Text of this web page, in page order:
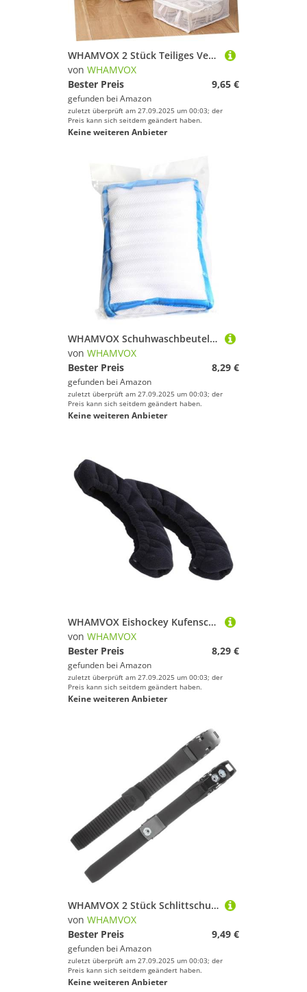
WHAMVOX 2 Stück Teiliges Verstärkte Schuhwaschbeutel aus Netzstoff Schützende Schuhwäsche in Waschmaschine Atmungsaktiv Geeignet für Sneaker und Tennisschuhe Praktische Schuhtrockenbeutel
von WHAMVOX
Bester Preis
9,65 €
gefunden bei Amazon
zuletzt überprüft am 27.09.2025 um 00:03; der
Preis kann sich seitdem geändert haben.
Keine weiteren Anbieter
WHAMVOX Schuhwaschbeutel aus Dickem Atmungsaktivem Mesh mit Reißverschluss Großer Kapazität Waschmaschinengeeignet Schuhaufbewahrung und Organizer für Sneaker für Reisen und Wäschepflege
von WHAMVOX
Bester Preis
8,29 €
gefunden bei Amazon
zuletzt überprüft am 27.09.2025 um 00:03; der
Preis kann sich seitdem geändert haben.
Keine weiteren Anbieter
WHAMVOX Eishockey Kufenschoner aus Strapazierfähigem Mikrofaser Material rutschfeste Schutzabdeckungen für Schlittschuhe Schlittschuh Kufenblattschutz Schwarz S Verlängerter Schärfe
von WHAMVOX
Bester Preis
8,29 €
gefunden bei Amazon
zuletzt überprüft am 27.09.2025 um 00:03; der
Preis kann sich seitdem geändert haben.
Keine weiteren Anbieter
WHAMVOX 2 Stück Schlittschuhschnalle Rollschuhschuhe Schlittschuhriemen Rollschuhschuhe Rollschuhriemen Rollschuhlaufen Rollschuhschnalle Verstellbarer Schlittschuh Innenschlüssel Pp
von WHAMVOX
Bester Preis
9,49 €
gefunden bei Amazon
zuletzt überprüft am 27.09.2025 um 00:03; der
Preis kann sich seitdem geändert haben.
Keine weiteren Anbieter